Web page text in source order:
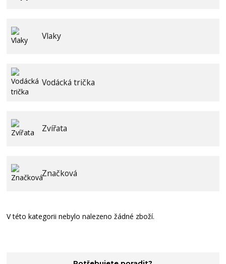
Vlaky
Vodácká trička
Zvířata
Značková
V této kategorii nebylo nalezeno žádné zboží.